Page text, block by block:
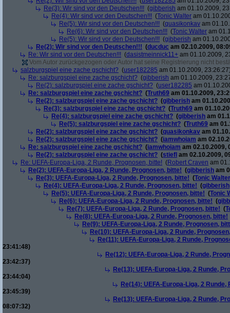
Re(3): Wir sind vor den Deutschen!!! (gibberish am 01.10.2009,
Re(4): Wir sind vor den Deutschen!!! (Tonic Walter am
Re(5): Wir sind vor den Deutschen!!! (quasikonkav am
Re(6): Wir sind vor den Deutschen!!! (Tonic Walter am
Re(5): Wir sind vor den Deutschen!!! (gibberish am
Re(2): Wir sind vor den Deutschen!!! (ducduc am 02.10.2009,
Re: Wir sind vor den Deutschen!!! (dasistmeinnick11+ am 01.10.2009,
Vom Autor zurückgezogen oder Autor hat seine Registrierung nicht
salzburgspiel eine zache gschicht? (user182285 am 01.10.2009,
Re: salzburgspiel eine zache gschicht? (gibberish am 01.10.2009,
Re(2): salzburgspiel eine zache gschicht? (user182285 am
Re: salzburgspiel eine zache gschicht? (Truth69 am 01.10.2009,
Re(2): salzburgspiel eine zache gschicht? (gibberish am
Re(3): salzburgspiel eine zache gschicht? (Truth69 am
Re(4): salzburgspiel eine zache gschicht? (gibberish am
Re(5): salzburgspiel eine zache gschicht? (Truth69 am
Re(2): salzburgspiel eine zache gschicht? (quasikonkav am
Re(2): salzburgspiel eine zache gschicht? (iamwhoiam am
Re: salzburgspiel eine zache gschicht? (iamwhoiam am 02.10.2009,
Re(2): salzburgspiel eine zache gschicht? (stiefl am 02.10.2009,
Re: UEFA-Europa-Liga, 2 Runde, Prognosen, bitte! (Robert Craven am
Re(2): UEFA-Europa-Liga, 2 Runde, Prognosen, bitte! (gibberish am
Re(3): UEFA-Europa-Liga, 2 Runde, Prognosen, bitte! (Tonic Walter
Re(4): UEFA-Europa-Liga, 2 Runde, Prognosen, bitte! (gibberish
Re(5): UEFA-Europa-Liga, 2 Runde, Prognosen, bitte! (Tonic
Re(6): UEFA-Europa-Liga, 2 Runde, Prognosen, bitte! (
Re(7): UEFA-Europa-Liga, 2 Runde, Prognosen, bitte! (
Re(8): UEFA-Europa-Liga, 2 Runde, Prognosen, bitte!
Re(9): UEFA-Europa-Liga, 2 Runde, Prognosen,
Re(10): UEFA-Europa-Liga, 2 Runde,
Re(11): UEFA-Europa-Liga, 2 Runde,
23:41:48)
Re(12): UEFA-Europa-Liga, 2 Runde,
23:42:37)
Re(13): UEFA-Europa-Liga, 2 Runde,
23:44:04)
Re(14): UEFA-Europa-Liga, 2
23:45:39)
Re(13): UEFA-Europa-Liga, 2 Runde,
08:07:32)